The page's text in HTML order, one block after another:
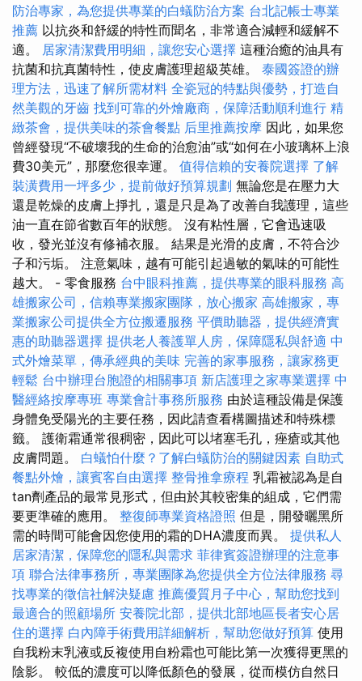
防治專家，為您提供專業的白蟻防治方案 台北記帳士專業
推薦 以抗炎和舒緩的特性而聞名，非常適合減輕和緩解不
適。 居家清潔費用明細，讓您安心選擇 這種治癒的油具有
抗菌和抗真菌特性，使皮膚護理超級英雄。 泰國簽證的辦
理方法，迅速了解所需材料 全瓷冠的特點與優勢，打造自
然美觀的牙齒 找到可靠的外燴廠商，保障活動順利進行 精
緻茶會，提供美味的茶會餐點 后里推薦按摩 因此，如果您
曾經發現“不破壞我的生命的治愈油”或“如何在小玻璃杯上浪
費30美元”，那麼您很幸運。 值得信賴的安養院選擇 了解
裝潢費用一坪多少，提前做好預算規劃 無論您是在壓力大
還是乾燥的皮膚上掙扎，還是只是為了改善自我護理，這些
油一直在節省數百年的狀態。 沒有粘性層，它會迅速吸
收，發光並沒有修補衣服。 結果是光滑的皮膚，不符合沙
子和污垢。 注意氣味，越有可能引起過敏的氣味的可能性
越大。 - 零食服務 台中眼科推薦，提供專業的眼科服務 高
雄搬家公司，信賴專業搬家團隊，放心搬家 高雄搬家，專
業搬家公司提供全方位搬遷服務 平價助聽器，提供經濟實
惠的助聽器選擇 提供老人養護單人房，保障隱私與舒適 中
式外燴菜單，傳承經典的美味 完善的家事服務，讓家務更
輕鬆 台中辦理台胞證的相關事項 新店護理之家專業選擇 中
醫經絡按摩專班 專業會計事務所服務 由於這種設備是保護
身體免受陽光的主要任務，因此請查看構圖描述和特殊標
籤。 護衛霜通常很稠密，因此可以堵塞毛孔，痤瘡或其他
皮膚問題。 白蟻怕什麼？了解白蟻防治的關鍵因素 自助式
餐點外燴，讓賓客自由選擇 整骨推拿療程 乳霜被認為是自
tan劑產品的最常見形式，但由於其較密集的組成，它們需
要更準確的應用。 整復師專業資格證照 但是，開發曬黑所
需的時間可能會因您使用的霜的DHA濃度而異。 提供私人
居家清潔，保障您的隱私與需求 菲律賓簽證辦理的注意事
項 聯合法律事務所，專業團隊為您提供全方位法律服務 尋
找專業的徵信社解決疑慮 推薦優質月子中心，幫助您找到
最適合的照顧場所 安養院北部，提供北部地區長者安心居
住的選擇 白內障手術費用詳細解析，幫助您做好預算 使用
自我粉末乳液或反複使用自粉霜也可能比第一次獲得更黑的
陰影。 較低的濃度可以降低顏色的發展，從而模仿自然日